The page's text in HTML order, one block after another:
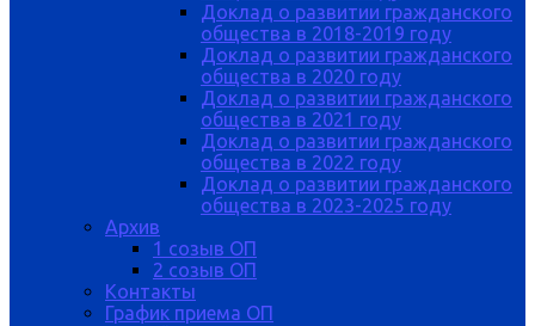
Доклад о развитии гражданского
общества в 2018-2019 году
Доклад о развитии гражданского
общества в 2020 году
Доклад о развитии гражданского
общества в 2021 году
Доклад о развитии гражданского
общества в 2022 году
Доклад о развитии гражданского
общества в 2023-2025 году
Архив
1 созыв ОП
2 созыв ОП
Контакты
График приема ОП